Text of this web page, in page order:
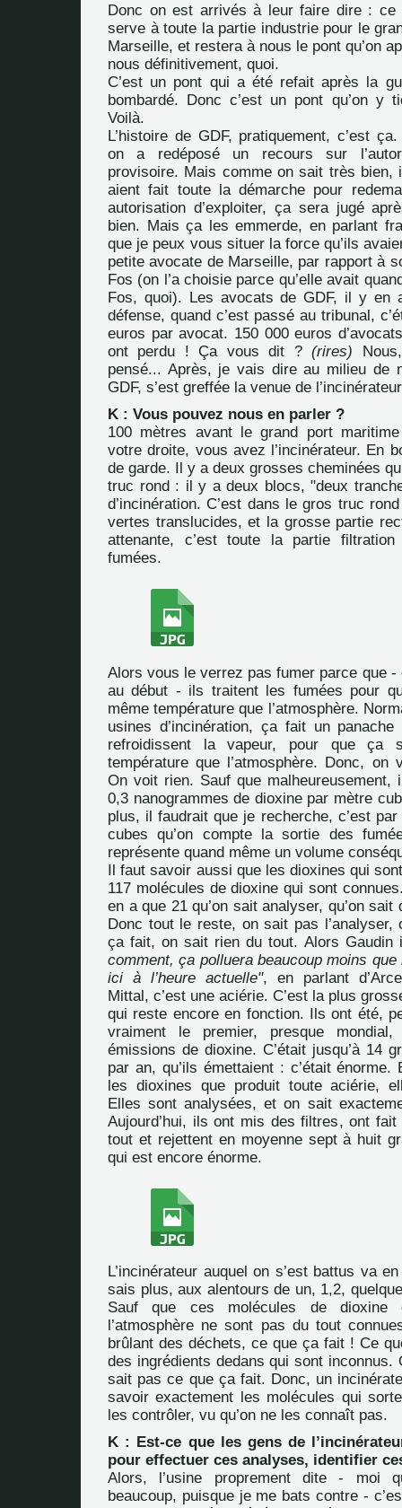
Donc on est arrivés à leur faire dire : ce
serve à toute la partie industrie pour le
Marseille, et restera à nous le pont qu’on
nous définitivement, quoi.
C’est un pont qui a été refait après la
bombardé. Donc c’est un pont qu’on y
Voilà.
L’histoire de GDF, pratiquement, c’est
on a redéposé un recours sur
provisoire. Mais comme on sait très bien,
aient fait toute la démarche pour
autorisation d’exploiter, ça sera jugé
bien. Mais ça les emmerde, en parlant
que je peux vous situer la force qu’ils
petite avocate de Marseille, par rapport à
Fos (on l’a choisie parce qu’elle avait
Fos, quoi). Les avocats de GDF, il y en
défense, quand c’est passé au tribunal,
euros par avocat. 150 000 euros
ont perdu ! Ça vous dit ?(rires)
pensé... Après, je vais dire au milieu de
GDF, s’est greffée la venue de
K : Vous pouvez nous en parler ?
100 mètres avant le grand port
votre droite, vous avez l’incinérateur. En
de garde. Il y a deux grosses cheminées
truc rond : il y a deux blocs, "deux
d’incinération. C’est dans le gros truc
vertes translucides, et la grosse partie
attenante, c’est toute la partie
fumées.
Alors vous le verrez pas fumer parce que
au début - ils traitent les fumées pour
même température que l’atmosphère.
usines d’incinération, ça fait un
refroidissent la vapeur, pour que ça
température que l’atmosphère. Donc, on
On voit rien. Sauf que malheureusement,
0,3 nanogrammes de dioxine par mètre
plus, il faudrait que je recherche, c’est
cubes qu’on compte la sortie des
représente quand même un volume
Il faut savoir aussi que les dioxines qui
117 molécules de dioxine qui sont
en a que 21 qu’on sait analyser, qu’on
Donc tout le reste, on sait pas l’analyser,
ça fait, on sait rien du tout. Alors
comment, ça polluera beaucoup moins
ici à l’heure actuelle", en parlant
Mittal, c’est une aciérie. C’est la plus
qui reste encore en fonction. Ils ont été,
vraiment le premier, presque
émissions de dioxine. C’était jusqu’à 14
par an, qu’ils émettaient : c’était énorme.
les dioxines que produit toute aciérie,
Elles sont analysées, et on sait
Aujourd’hui, ils ont mis des filtres, ont
tout et rejettent en moyenne sept à huit
qui est encore énorme.
L’incinérateur auquel on s’est battus va
sais plus, aux alentours de un, 1,2,
Sauf que ces molécules de dioxine
l’atmosphère ne sont pas du tout
brûlant des déchets, ce que ça fait ! Ce
des ingrédients dedans qui sont inconnus.
sait pas ce que ça fait. Donc, un
savoir exactement les molécules qui
les contrôler, vu qu’on ne les connaît pas.
K : Est-ce que les gens de
pour effectuer ces analyses, identifier
Alors, l’usine proprement dite - moi
beaucoup, puisque je me bats contre -